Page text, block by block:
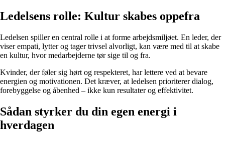
Ledelsens rolle: Kultur skabes oppefra
Ledelsen spiller en central rolle i at forme arbejdsmiljøet. En leder, der
viser empati, lytter og tager trivsel alvorligt, kan være med til at skabe
en kultur, hvor medarbejderne tør sige til og fra.
Kvinder, der føler sig hørt og respekteret, har lettere ved at bevare
energien og motivationen. Det kræver, at ledelsen prioriterer dialog,
forebyggelse og åbenhed – ikke kun resultater og effektivitet.
Sådan styrker du din egen energi i
hverdagen